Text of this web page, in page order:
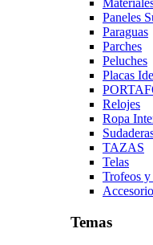
Paneles
Paraguas
Parches
Peluches
Placas
Relojes
Ropa
TAZAS
Telas
Trofeos
Temas